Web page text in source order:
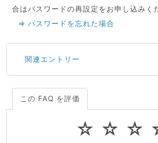
合はパスワードの再設定をお申し込みく
⇒ パスワードを忘れた場合
関連エントリー
サーバーが重いので調査してほしい
CPUやメモリをアップグレードし
この FAQ を評価
☆
☆
☆